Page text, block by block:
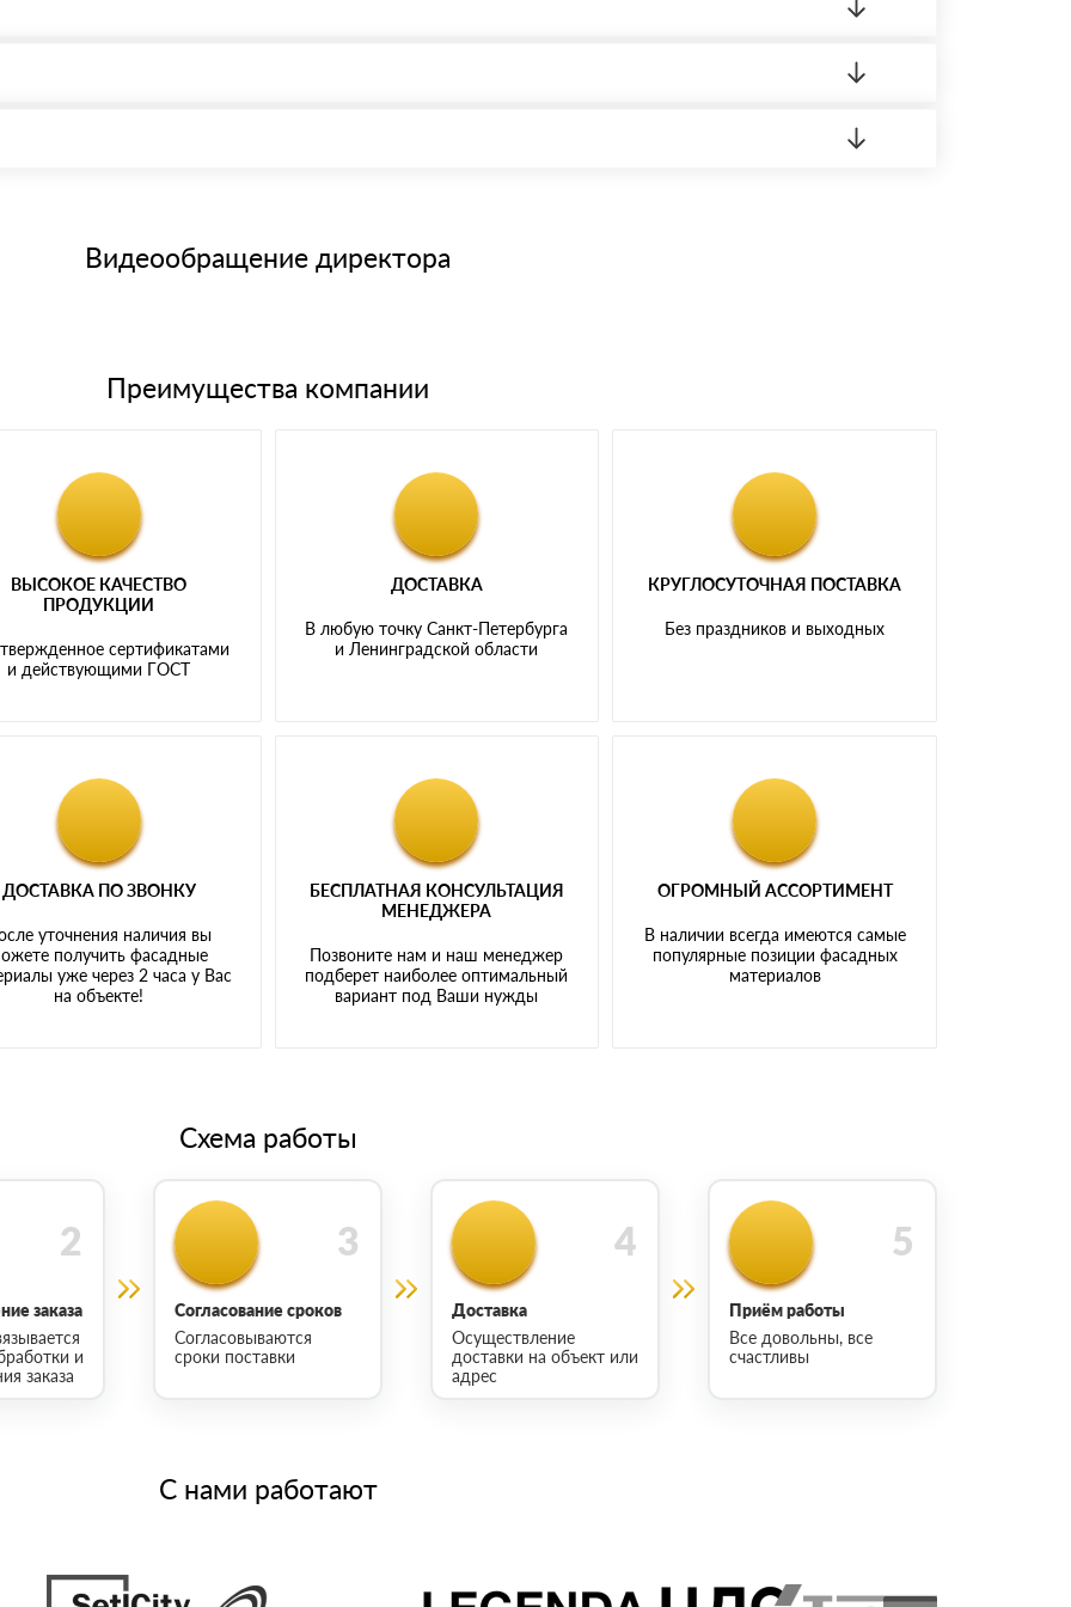
банковским картам
Видеообращение директора
Преимущества компании
ВЫСОКОЕ КАЧЕСТВО
ПРОДУКЦИИ
сертификатами
и действующими ГОСТ
ДОСТАВКА
В любую точку Санкт-Петербурга
и Ленинградской области
КРУГЛОСУТОЧНАЯ ПОСТАВКА
Без праздников и выходных
ДОСТАВКА ПО ЗВОНКУ
уточнения наличия вы
получить фасадные
уже через 2 часа у Вас
на объекте!
БЕСПЛАТНАЯ КОНСУЛЬТАЦИЯ
МЕНЕДЖЕРА
Позвоните нам и наш менеджер
подберет наиболее оптимальный
вариант под Ваши нужды
ОГРОМНЫЙ АССОРТИМЕНТ
В наличии всегда имеются самые
популярные позиции фасадных
материалов
Схема работы
заказа
и
заказа
Согласование сроков
Согласовываются
сроки поставки
Доставка
Осуществление
доставки на объект или
адрес
Приём работы
Все довольны, все
счастливы
С нами работают